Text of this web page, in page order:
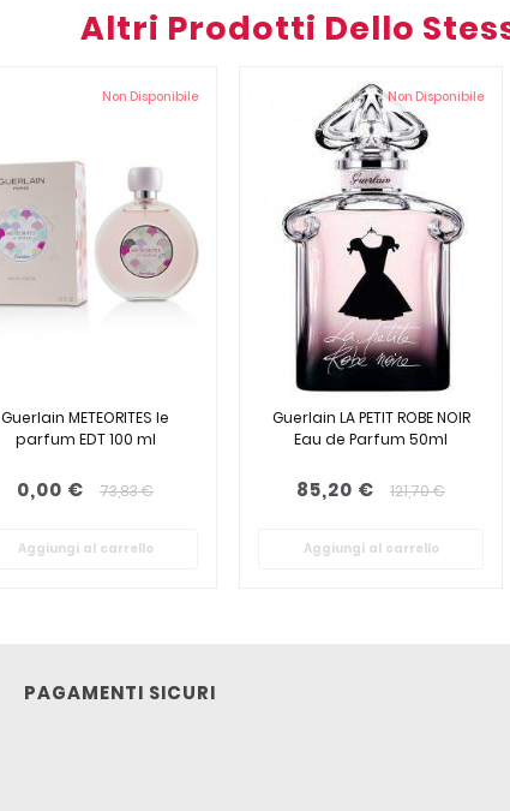
Altri Prodotti Dello
Non Disponibile
Guerlain METEORITES le
parfum EDT 100 ml
0,00 € 73,83 €
Aggiungi al carrello
Non Disponibile
Guerlain LA PETIT ROBE NOIR
Eau de Parfum 50ml
85,20 € 121,70 €
Aggiungi al carrello
PAGAMENTI SICURI